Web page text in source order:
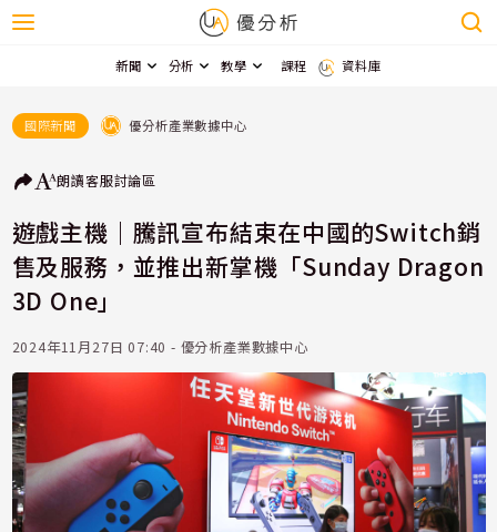
新聞 分析 教學 課程 資料庫
國際新聞 優分析產業數據中心
朗讀客服討論區
遊戲主機｜騰訊宣布結束在中國的Switch銷
售及服務，並推出新掌機「Sunday Dragon
3D One」
2024年11月27日 07:40 - 優分析產業數據中心